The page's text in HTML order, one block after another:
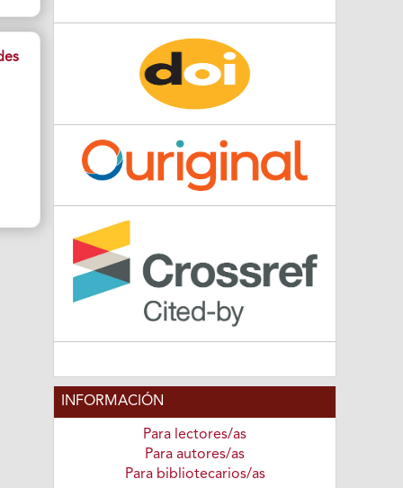
INFORMACIÓN
Para lectores/as
Para autores/as
Para bibliotecarios/as